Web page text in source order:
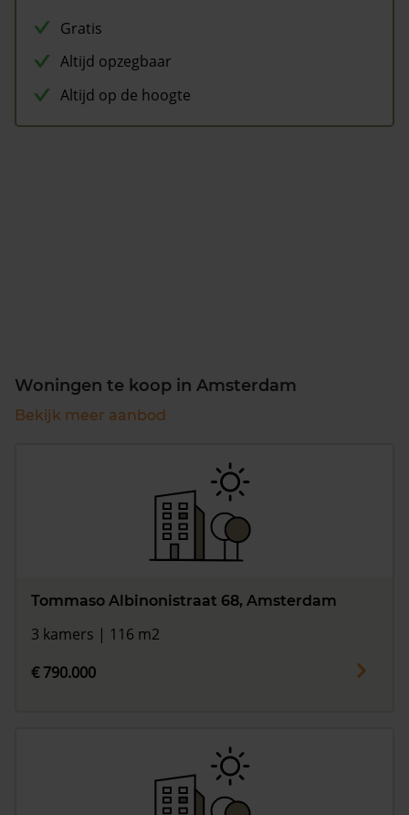
Gratis
Altijd opzegbaar
Altijd op de hoogte
Woningen te koop in Amsterdam
Bekijk meer aanbod
Tommaso Albinonistraat 68, Amsterdam
3 kamers | 116 m2
€ 790.000